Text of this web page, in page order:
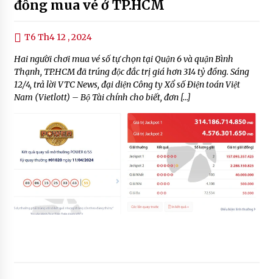
đồng mua vé ở TP.HCM
T6 Th4 12 , 2024
Hai người chơi mua vé số tự chọn tại Quận 6 và quận Bình
Thạnh, TP.HCM đã trúng độc đắc trị giá hơn 314 tỷ đồng. Sáng
12/4, trả lời VTC News, đại diện Công ty Xổ số Điện toán Việt
Nam (Vietlott) – Bộ Tài chính cho biết, đơn […]